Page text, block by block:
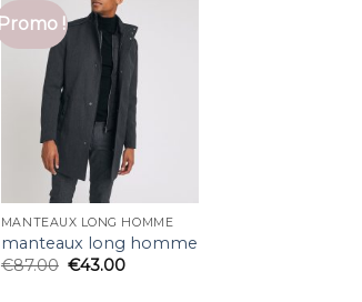
Promo !
MANTEAUX LONG HOMME
manteaux long homme
€87.00 €43.00